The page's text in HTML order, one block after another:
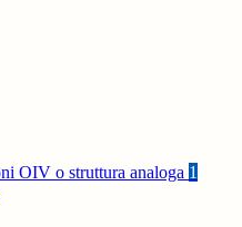
OIV o struttura analoga 1